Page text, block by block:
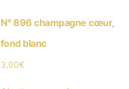
N° 896 champagne cœur,
fond blanc
3,00€